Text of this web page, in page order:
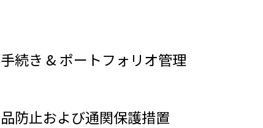
続き & ポートフォリオ管理
防止および通関保護措置